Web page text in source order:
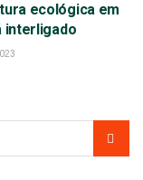
ecológica em
interligado